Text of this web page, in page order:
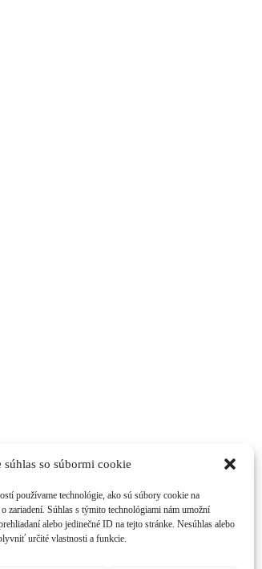
súhlas so súbormi cookie
používame technológie, ako sú súbory cookie na
zariadení. Súhlas s týmito technológiami nám umožní
alebo jedinečné ID na tejto stránke. Nesúhlas alebo
určité vlastnosti a funkcie.